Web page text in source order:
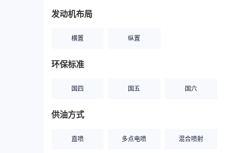
发动机布局
横置 纵置
环保标准
国四 国五 国六
供油方式
直喷 多点电喷 混合喷射